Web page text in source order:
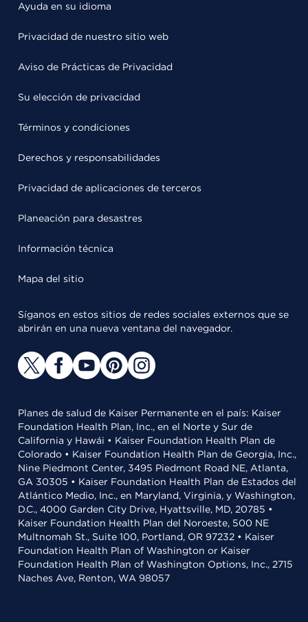
Ayuda en su idioma
Privacidad de nuestro sitio web
Aviso de Prácticas de Privacidad
Su elección de privacidad
Términos y condiciones
Derechos y responsabilidades
Privacidad de aplicaciones de terceros
Planeación para desastres
Información técnica
Mapa del sitio
Síganos en estos sitios de redes sociales externos que se
abrirán en una nueva ventana del navegador.
Planes de salud de Kaiser Permanente en el país: Kaiser
Foundation Health Plan, Inc., en el Norte y Sur de
California y Hawái • Kaiser Foundation Health Plan de
Colorado • Kaiser Foundation Health Plan de Georgia, Inc.,
Nine Piedmont Center, 3495 Piedmont Road NE, Atlanta,
GA 30305 • Kaiser Foundation Health Plan de Estados del
Atlántico Medio, Inc., en Maryland, Virginia, y Washington,
D.C., 4000 Garden City Drive, Hyattsville, MD, 20785 •
Kaiser Foundation Health Plan del Noroeste, 500 NE
Multnomah St., Suite 100, Portland, OR 97232 • Kaiser
Foundation Health Plan of Washington or Kaiser
Foundation Health Plan of Washington Options, Inc., 2715
Naches Ave, Renton, WA 98057